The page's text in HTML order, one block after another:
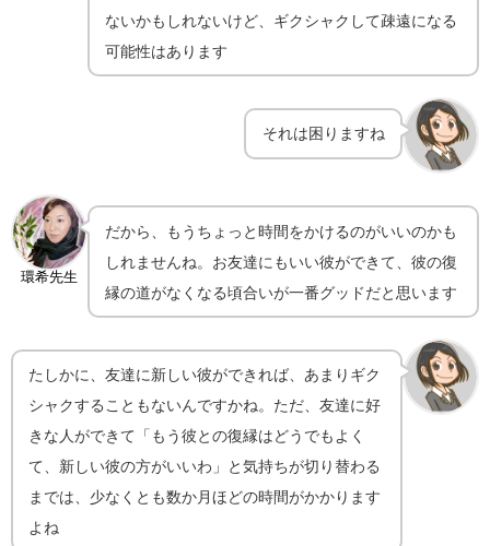
ないかもしれないけど、ギクシャクして疎遠になる
可能性はあります
それは困りますね
環希先生
だから、もうちょっと時間をかけるのがいいのかも
しれませんね。お友達にもいい彼ができて、彼の復
縁の道がなくなる頃合いが一番グッドだと思います
たしかに、友達に新しい彼ができれば、あまりギク
シャクすることもないんですかね。ただ、友達に好
きな人ができて「もう彼との復縁はどうでもよく
て、新しい彼の方がいいわ」と気持ちが切り替わる
までは、少なくとも数か月ほどの時間がかかります
よね